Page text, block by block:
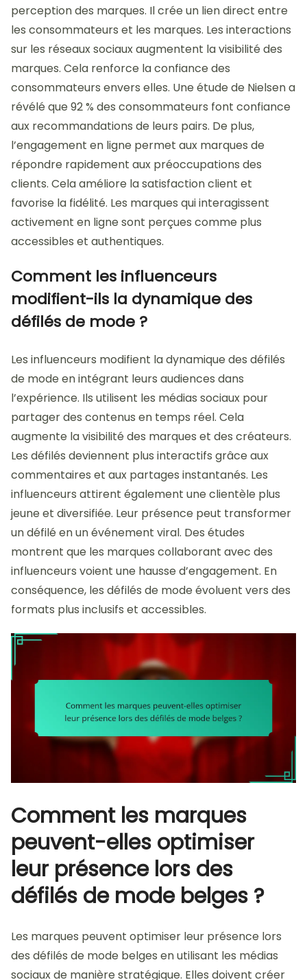
perception des marques. Il crée un lien direct entre
les consommateurs et les marques. Les interactions
sur les réseaux sociaux augmentent la visibilité des
marques. Cela renforce la confiance des
consommateurs envers elles. Une étude de Nielsen a
révélé que 92 % des consommateurs font confiance
aux recommandations de leurs pairs. De plus,
l’engagement en ligne permet aux marques de
répondre rapidement aux préoccupations des
clients. Cela améliore la satisfaction client et
favorise la fidélité. Les marques qui interagissent
activement en ligne sont perçues comme plus
accessibles et authentiques.
Comment les influenceurs
modifient-ils la dynamique des
défilés de mode ?
Les influenceurs modifient la dynamique des défilés
de mode en intégrant leurs audiences dans
l’expérience. Ils utilisent les médias sociaux pour
partager des contenus en temps réel. Cela
augmente la visibilité des marques et des créateurs.
Les défilés deviennent plus interactifs grâce aux
commentaires et aux partages instantanés. Les
influenceurs attirent également une clientèle plus
jeune et diversifiée. Leur présence peut transformer
un défilé en un événement viral. Des études
montrent que les marques collaborant avec des
influenceurs voient une hausse d’engagement. En
conséquence, les défilés de mode évoluent vers des
formats plus inclusifs et accessibles.
Comment les marques
peuvent-elles optimiser
leur présence lors des
défilés de mode belges ?
Les marques peuvent optimiser leur présence lors
des défilés de mode belges en utilisant les médias
sociaux de manière stratégique. Elles doivent créer